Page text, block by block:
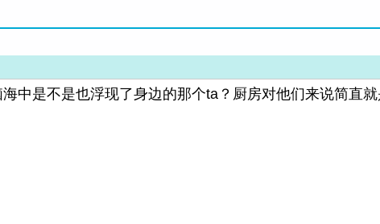
中是不是也浮现了身边的那个ta？厨房对他们来说简直就